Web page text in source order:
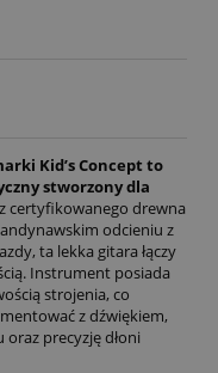
Kid’s Concept to
stworzony dla
certyfikowanego drewna
odcieniu z
ta lekka gitara łączy
Instrument posiada
strojenia, co
z dźwiękiem,
precyzję dłoni